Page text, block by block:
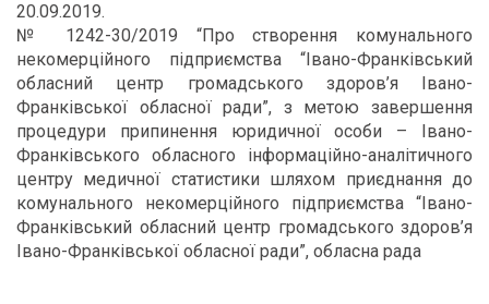
20.09.2019.
№ 1242-30/2019 “Про створення комунального
некомерційного підприємства “Івано-Франківський
обласний центр громадського здоров’я Івано-
Франківської обласної ради”, з метою завершення
процедури припинення юридичної особи – Івано-
Франківського обласного інформаційно-аналітичного
центру медичної статистики шляхом приєднання до
комунального некомерційного підприємства “Івано-
Франківський обласний центр громадського здоров’я
Івано-Франківської обласної ради”, обласна рада